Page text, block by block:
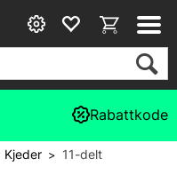
Rabattkode
Kjeder> 11-delt